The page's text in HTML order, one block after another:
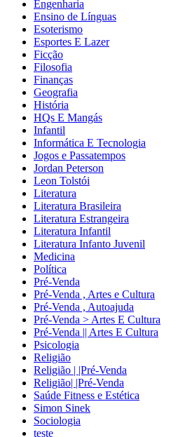
Engenharia
Ensino de Línguas
Esoterismo
Esportes E Lazer
Ficção
Filosofia
Finanças
Geografia
História
HQs E Mangás
Infantil
Informática E Tecnologia
Jogos e Passatempos
Jordan Peterson
Leon Tolstói
Literatura
Literatura Brasileira
Literatura Estrangeira
Literatura Infantil
Literatura Infanto Juvenil
Medicina
Política
Pré-Venda
Pré-Venda , Artes e Cultura
Pré-Venda , Autoajuda
Pré-Venda > Artes E Cultura
Pré-Venda || Artes E Cultura
Psicologia
Religião
Religião | |Pré-Venda
Religião| |Pré-Venda
Saúde Fitness e Estética
Simon Sinek
Sociologia
teste
ARTES E
CULTURA
ASSUNTOS
DIVERSOS
AUTOAJUDA
BIOGRAFIAS
CIÊNCIAS
BIOLÓGICAS
E NATURAIS
CIÊNCIAS
EXATAS
CIÊNCIAS
HUMANAS
E SOCIAIS
COMUNICAÇÃO
CONCURSOS
CONTABILIDADE